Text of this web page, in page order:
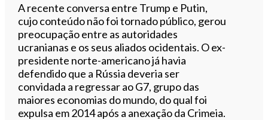
A recente conversa entre Trump e Putin,
cujo conteúdo não foi tornado público, gerou
preocupação entre as autoridades
ucranianas e os seus aliados ocidentais. O ex-
presidente norte-americano já havia
defendido que a Rússia deveria ser
convidada a regressar ao G7, grupo das
maiores economias do mundo, do qual foi
expulsa em 2014 após a anexação da Crimeia.